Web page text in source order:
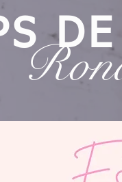
DE